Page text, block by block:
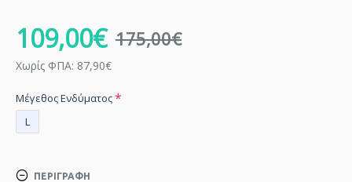
ΠΕΡΙΓΡΑΦΉ
109,00€ 175,00€
Χωρίς ΦΠΑ: 87,90€
Μέγεθος Ενδύματος
L